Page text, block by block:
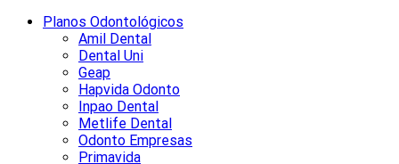
Planos Odontológicos
Amil Dental
Dental Uni
Geap
Hapvida Odonto
Inpao Dental
Metlife Dental
Odonto Empresas
Primavida